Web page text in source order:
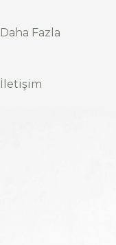
Daha Fazla
İletişim